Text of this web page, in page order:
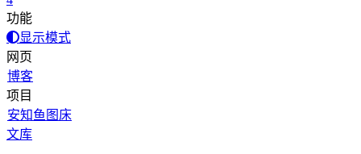
功能
显示模式
网页
博客
项目
安知鱼图床
文库